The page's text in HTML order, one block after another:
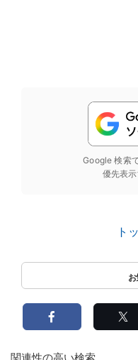
Google 検索
優先表
ト